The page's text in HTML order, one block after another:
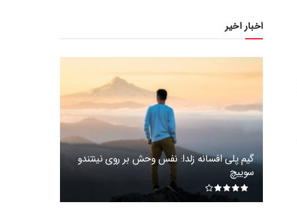
اخبار اخیر
گیم پلی افسانه زلدا: نفس وحش بر روی نینتندو
سوییچ